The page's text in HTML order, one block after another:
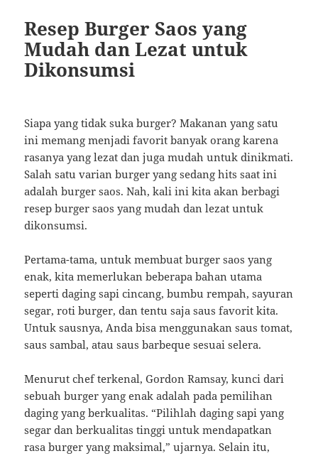
Resep Burger Saos yang
Mudah dan Lezat untuk
Dikonsumsi
Siapa yang tidak suka burger? Makanan yang satu
ini memang menjadi favorit banyak orang karena
rasanya yang lezat dan juga mudah untuk dinikmati.
Salah satu varian burger yang sedang hits saat ini
adalah burger saos. Nah, kali ini kita akan berbagi
resep burger saos yang mudah dan lezat untuk
dikonsumsi.
Pertama-tama, untuk membuat burger saos yang
enak, kita memerlukan beberapa bahan utama
seperti daging sapi cincang, bumbu rempah, sayuran
segar, roti burger, dan tentu saja saus favorit kita.
Untuk sausnya, Anda bisa menggunakan saus tomat,
saus sambal, atau saus barbeque sesuai selera.
Menurut chef terkenal, Gordon Ramsay, kunci dari
sebuah burger yang enak adalah pada pemilihan
daging yang berkualitas. “Pilihlah daging sapi yang
segar dan berkualitas tinggi untuk mendapatkan
rasa burger yang maksimal,” ujarnya. Selain itu,